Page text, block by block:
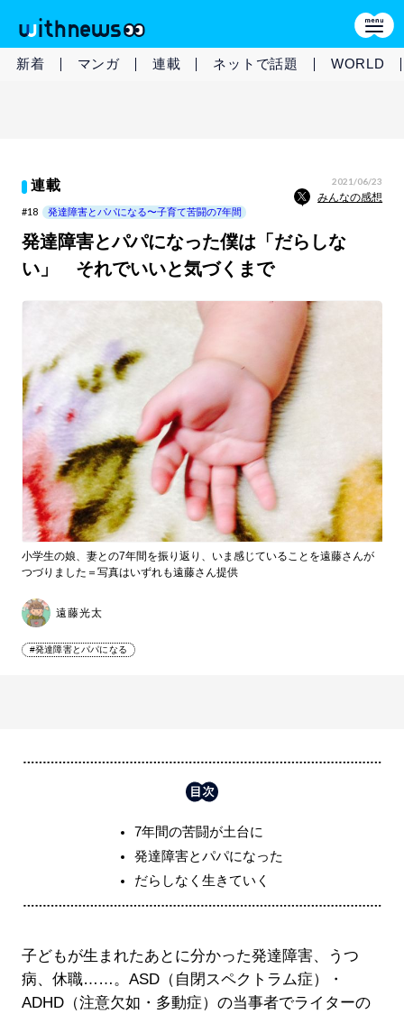
新着 マンガ 連載 ネットで話題 WORLD
連載 2021/06/23
みんなの感想
#18 発達障害とパパになる〜子育て苦闘の7年間
発達障害とパパになった僕は「だらしな
い」 それでいいと気づくまで
小学生の娘、妻との7年間を振り返り、いま感じていることを遠藤さんが
つづりました＝写真はいずれも遠藤さん提供
遠藤光太
#発達障害とパパになる
7年間の苦闘が土台に
発達障害とパパになった
だらしなく生きていく
子どもが生まれたあとに分かった発達障害、うつ
病、休職……。ASD（自閉スペクトラム症）・
ADHD（注意欠如・多動症）の当事者でライターの